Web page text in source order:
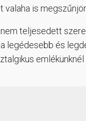
is
teljesedett
legédesebb és
emlékünknél